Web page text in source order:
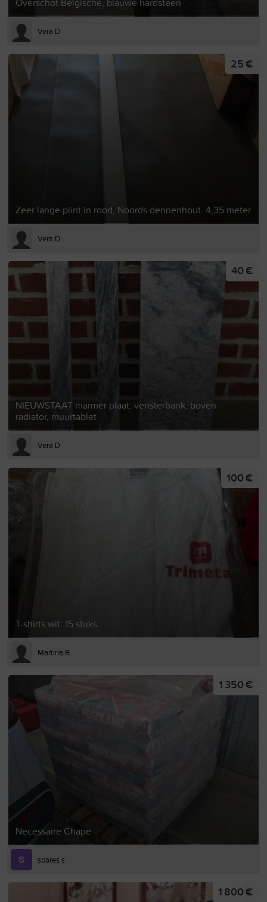
Vera D
Zeer lange plint in rood, Noords dennenhout. 4,35 meter
25 €
Vera D
NIEUWSTAAT marmer plaat: vensterbank, boven
radiator, muurtablet
40 €
Vera D
T-shirts wit. 15 stuks
100 €
Martina B
Necessaire Chape
1 350 €
soares s
1 800 €